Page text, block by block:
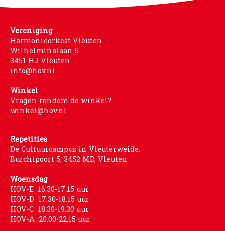
Vereniging
Harmonieorkest Vleuten
Wilhelminalaan 5
3451 HJ Vleuten
info@hov.nl
Winkel
Vragen rondom de winkel?
winkel@hov.nl
Repetities
De Cultuurcampus in Vleuterweide,
Burchtpoort 5, 3452 MD, Vleuten
Woensdag
HOV-E 16.30-17.15 uur
HOV-D 17.30-18.15 uur
HOV-C 18.30-19.30 uur
HOV-A 20.00-22.15 uur